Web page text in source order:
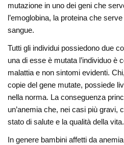
mutazione in uno dei geni che
l’emoglobina, la proteina che
sangue.
Tutti gli individui possiedono due
una di esse è mutata l’individuo è
malattia e non sintomi evidenti.
copie del gene mutate, possiede
nella norma. La conseguenza
un’anemia che, nei casi più gravi,
stato di salute e la qualità della vita.
In genere bambini affetti da